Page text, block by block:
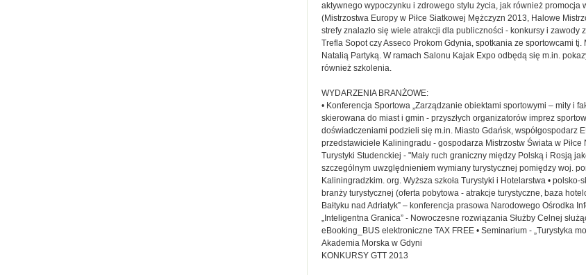
aktywnego wypoczynku i zdrowego stylu życia, jak również
(Mistrzostwa Europy w Piłce Siatkowej Mężczyzn 2013, Halowe
strefy znalazło się wiele atrakcji dla publiczności - konkursy i zawody
Trefla Sopot czy Asseco Prokom Gdynia, spotkania ze sportowcami
Natalią Partyką. W ramach Salonu Kajak Expo odbędą się m.in.
również szkolenia.
WYDARZENIA BRANŻOWE:
• Konferencja Sportowa „Zarządzanie obiektami sportowymi – mity i
skierowana do miast i gmin - przyszłych organizatorów imprez
doświadczeniami podzieli się m.in. Miasto Gdańsk, współgospodarz
przedstawiciele Kaliningradu - gospodarza Mistrzostw Świata w
Turystyki Studenckiej - "Mały ruch graniczny między Polską i Rosją
szczególnym uwzględnieniem wymiany turystycznej pomiędzy woj.
Kaliningradzkim. org. Wyższa szkoła Turystyki i Hotelarstwa •
branży turystycznej (oferta pobytowa - atrakcje turystyczne, baza
Bałtyku nad Adriatyk” – konferencja prasowa Narodowego Ośrodka
„Inteligentna Granica” - Nowoczesne rozwiązania Służby Celnej
eBooking_BUS elektroniczne TAX FREE • Seminarium - „Turystyka
Akademia Morska w Gdyni
KONKURSY GTT 2013